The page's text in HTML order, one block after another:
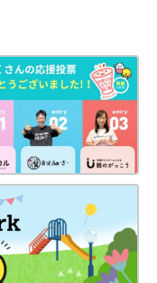
す。畑仕事も不慣れ
すが、梨絵さんが出産
人科です。2022年4月
陣痛が始まります。
開いてたので、車で夫
。コロナ禍なので、立
ェで待機です」（梨絵
㎝、体重2590ｇの